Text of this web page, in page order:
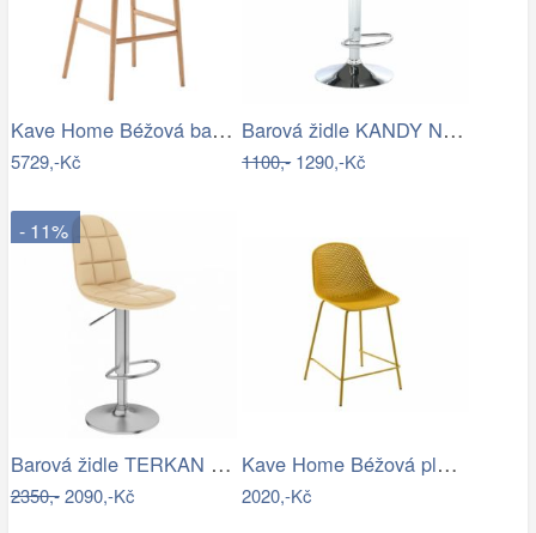
Kave Home Béžová barová židle Ciselia…
5729,-Kč
Barová židle KANDY NEW Tempo Kondela
1100,-1290,-Kč
- 11%
Barová židle TERKAN NEW Tempo Kondela
2350,-2090,-Kč
Kave Home Béžová plastová barová židle…
2020,-Kč